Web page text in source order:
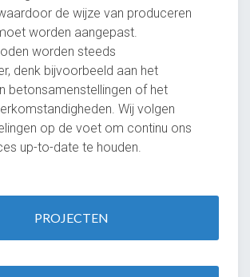
de wijze van produceren
worden aangepast.
worden steeds
denk bijvoorbeeld aan het
betonsamenstellingen of het
Wij volgen
op de voet om continu ons
up-to-date te houden.
PROJECTEN